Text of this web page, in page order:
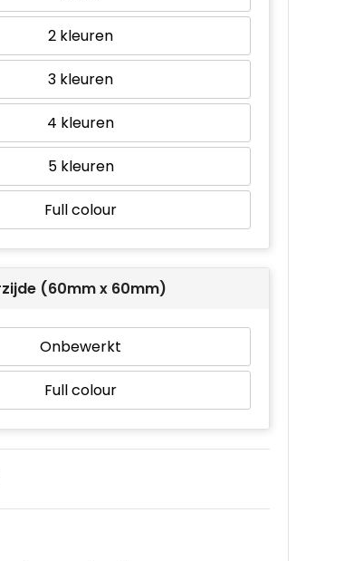
2
3
4
5
Full colour
(60mm x 60mm)
Onbewerkt
Full colour